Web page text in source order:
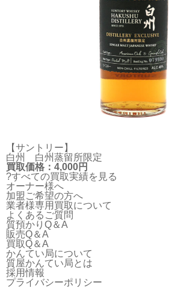
【サントリー】
白州 白州蒸留所限定
買取価格：4,000円
?すべての買取実績を見る
オーナー様へ
加盟ご希望の方へ
業者様専用買取について
よくあるご質問
質預かりQ＆A
販売Q＆A
買取Q＆A
かんてい局について
質屋かんてい局とは
採用情報
プライバシーポリシー